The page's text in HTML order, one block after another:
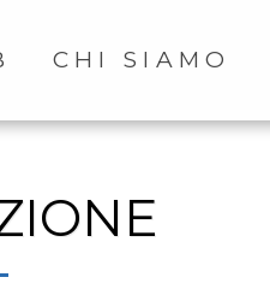
CHI SIAMO